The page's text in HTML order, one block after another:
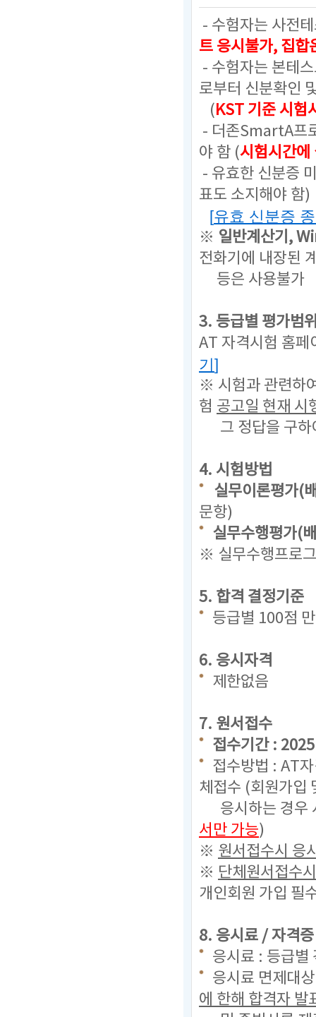
- 수험자는 사전
트 응시불가, 집합
- 수험자는 본테
로부터 신분확인
(KST 기준 시험
- 더존SmartA프
야 함 (시험시간에
- 유효한 신분증
표도 소지해야 함)
[유효 신분증
※ 일반계산기,
전화기에 내장된
등은 사용불가
3. 등급별 평가범
AT 자격시험 홈페
기]
※ 시험과 관련하
험 공고일 현재 시
그 정답을 구하
4. 시험방법
실무이론평가(
문항)
실무수행평가(
※ 실무수행프로
5. 합격 결정기준
등급별 100점
6. 응시자격
제한없음
7. 원서접수
접수기간 :
접수방법 : AT
체접수 (회원가입
응시하는 경우
서만 가능)
※ 원서접수시 응
※ 단체원서접수
개인회원 가입 필
8. 응시료 / 자격
응시료 : 등급
응시료 면제대
에 한해 합격자 발